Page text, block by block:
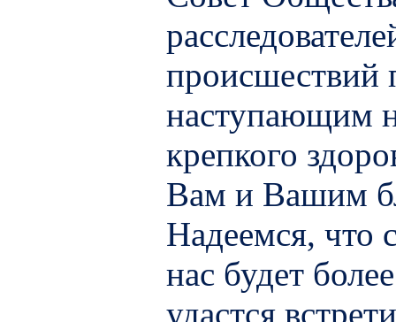
происшествий
наступающим
крепкого
Вам и Вашим
Надеемся, что
нас будет
удастся